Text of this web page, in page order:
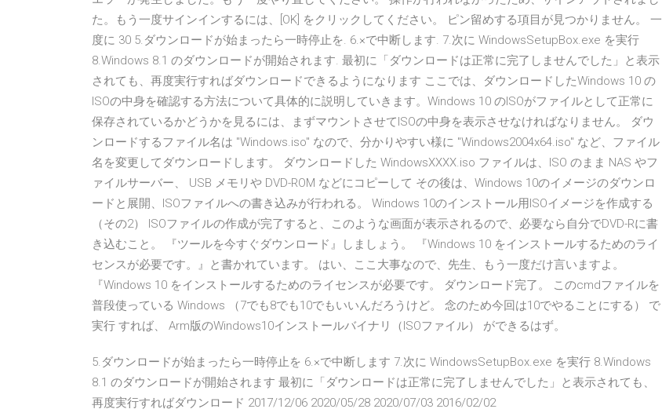
た。もう一度サインインするには、[OK] をクリックしてください。 ピン留めする項目が見つかりません。 一
度に 30 5.ダウンロードが始まったら一時停止を. 6.×で中断します. 7.次に WindowsSetupBox.exe を実行
8.Windows 8.1 のダウンロードが開始されます. 最初に「ダウンロードは正常に完了しませんでした」と表示
されても、再度実行すればダウンロードできるようになります ここでは、ダウンロードしたWindows 10 の
ISOの中身を確認する方法について具体的に説明していきます。Windows 10 のISOがファイルとして正常に
保存されているかどうかを見るには、まずマウントさせてISOの中身を表示させなければなりません。 ダウ
ンロードするファイル名は "Windows.iso" なので、分かりやすい様に "Windows2004x64.iso" など、ファイル
名を変更してダウンロードします。 ダウンロードした WindowsXXXX.iso ファイルは、ISO のまま NAS やフ
ァイルサーバー、 USB メモリや DVD-ROM などにコピーして その後は、Windows 10のイメージのダウンロ
ードと展開、ISOファイルへの書き込みが行われる。 Windows 10のインストール用ISOイメージを作成する
（その2） ISOファイルの作成が完了すると、このような画面が表示されるので、必要なら自分でDVD-Rに書
き込むこと。 『ツールを今すぐダウンロード』しましょう。 『Windows 10 をインストールするためのライ
センスが必要です。』と書かれています。 はい、ここ大事なので、先生、もう一度だけ言いますよ。
『Windows 10 をインストールするためのライセンスが必要です。 ダウンロード完了。 このcmdファイルを
普段使っている Windows （7でも8でも10でもいいんだろうけど。 念のため今回は10でやることにする） で
実行 すれば、 Arm版のWindows10インストールバイナリ（ISOファイル） ができるはず。
5.ダウンロードが始まったら一時停止を 6.×で中断します 7.次に WindowsSetupBox.exe を実行 8.Windows
8.1 のダウンロードが開始されます 最初に「ダウンロードは正常に完了しませんでした」と表示されても、
再度実行すればダウンロード 2017/12/06 2020/05/28 2020/07/03 2016/02/02